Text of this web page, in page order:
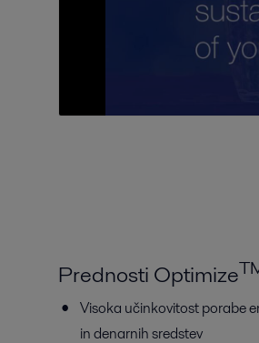
Prednosti Optimize
Visoka učinkovitost porabe
in denarnih sredstev